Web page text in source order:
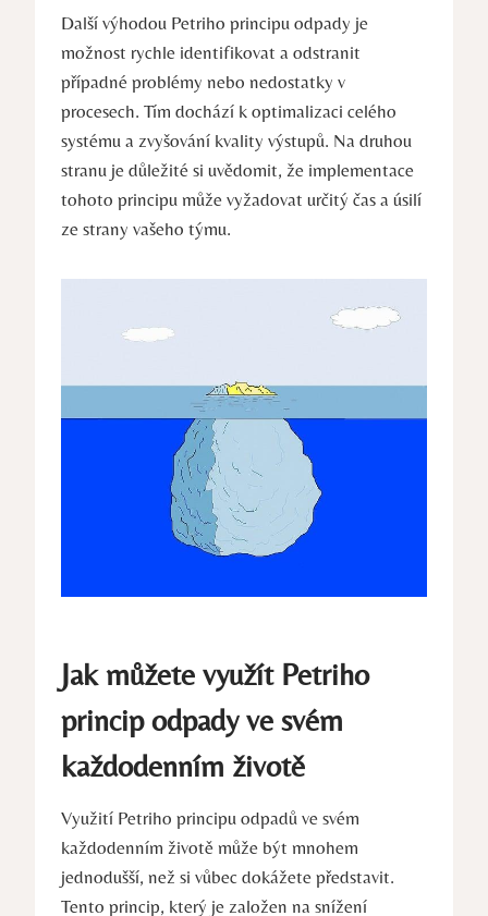
Další ​výhodou Petriho principu odpady je
⁣možnost rychle​ identifikovat a odstranit
případné⁢ problémy nebo ⁤nedostatky v
procesech. Tím dochází k optimalizaci celého
systému a zvyšování kvality výstupů. Na druhou
stranu je důležité si uvědomit, že implementace
tohoto principu může vyžadovat určitý čas a úsilí​
ze strany ‍vašeho‍ týmu.
Jak můžete využít Petriho
princip odpady ‍ve ⁢svém​
každodenním životě
Využití Petriho principu odpadů ve svém
každodenním životě může být mnohem
⁣jednodušší,‌ než si vůbec dokážete představit.
Tento princip,⁢ který je založen na snížení